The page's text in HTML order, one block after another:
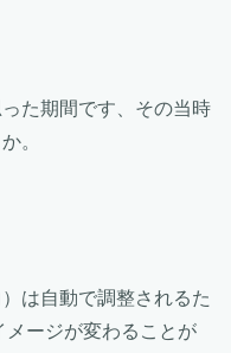
た期間です、その当時
。
は自動で調整されるた
ージが変わることが